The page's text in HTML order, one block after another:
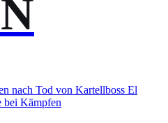
nach Tod von Kartellboss El
bei Kämpfen